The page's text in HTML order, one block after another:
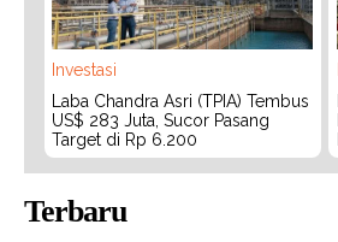
Investasi
Laba Chandra Asri (TPIA) Tembus
US$ 283 Juta, Sucor Pasang
Target di Rp 6.200
Terbaru